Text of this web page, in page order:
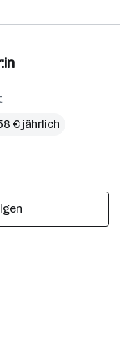
€ jährlich